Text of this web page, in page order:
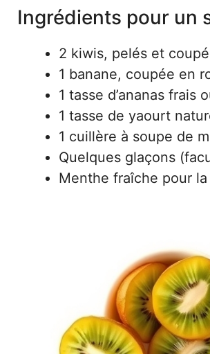
Ingrédients pour un
2 kiwis, pelés et
1 banane, coupée en
1 tasse d’ananas frais
1 tasse de yaourt
1 cuillère à soupe de
Quelques glaçons
Menthe fraîche pour